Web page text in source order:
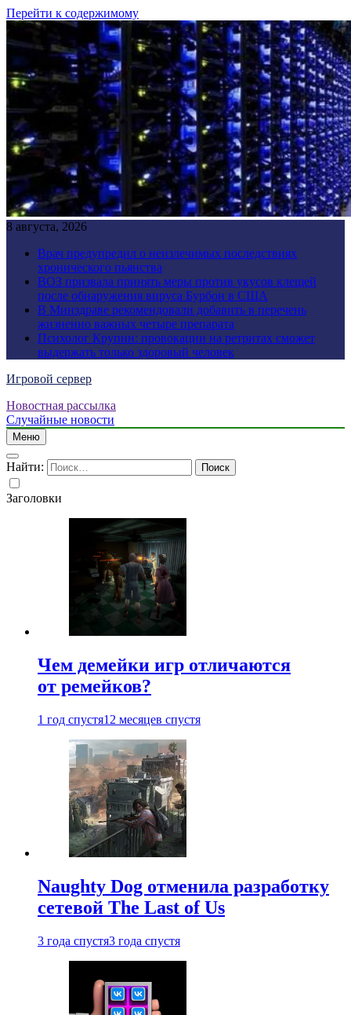
Перейти к содержимому
8 августа, 2026
Врач предупредил о неизлечимых последствиях
хронического пьянства
ВОЗ призвала принять меры против укусов клещей
после обнаружения вируса Бурбон в США
В Минздраве рекомендовали добавить в перечень
жизненно важных четыре препарата
Психолог Крупин: провокации на ретритах сможет
выдержать только здоровый человек
Игровой сервер
Новостная рассылка
Случайные новости
Меню
Найти:
Заголовки
Чем демейки игр отличаются
от ремейков?
1 год спустя12 месяцев спустя
Naughty Dog отменила разработку
сетевой The Last of Us
3 года спустя3 года спустя